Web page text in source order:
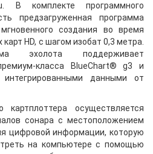
В комплекте программного
предзагруженная программа
создания во время
HD, с шагом изобат 0,3 метра.
эхолота поддерживает
класса BlueChart® g3 и
данными от
осуществляется
сонара с местоположением
цифровой информации, которую
на компьютере с помощью